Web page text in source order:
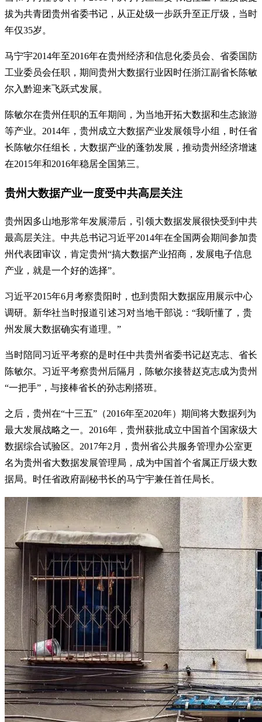
拔为共青团贵州省委书记，从正处级一步跃升至正厅级，当时
年仅35岁。
马宁宇2014年至2016年在贵州经济和信息化委员会、省委国防
工业委员会任职，期间贵州大数据行业因时任浙江副省长陈敏
尔入黔迎来飞跃式发展。
陈敏尔在贵州任职的五年期间，为当地开拓大数据和生态旅游
等产业。2014年，贵州成立大数据产业发展领导小组，时任省
长陈敏尔任组长，大数据产业的蓬勃发展，推动贵州经济增速
在2015年和2016年稳居全国第三。
贵州大数据产业一度受中共高层关注
贵州因多山地形常年发展滞后，引领大数据发展很快受到中共
最高层关注。中共总书记习近平2014年在全国两会期间参加贵
州代表团审议，肯定贵州“搞大数据产业招商，发展电子信息
产业，就是一个好的选择”。
习近平2015年6月考察贵阳时，也到贵阳大数据应用展示中心
调研。新华社当时报道引述习对当地干部说：“我听懂了，贵
州发展大数据确实有道理。”
当时陪同习近平考察的是时任中共贵州省委书记赵克志、省长
陈敏尔。习近平考察贵州后隔月，陈敏尔接替赵克志成为贵州
“一把手”，与接棒省长的孙志刚搭班。
之后，贵州在“十三五”（2016年至2020年）期间将大数据列为
最大发展战略之一。2016年，贵州获批成立中国首个国家级大
数据综合试验区。2017年2月，贵州省公共服务管理办公室更
名为贵州省大数据发展管理局，成为中国首个省属正厅级大数
据局。时任省政府副秘书长的马宁宇兼任首任局长。